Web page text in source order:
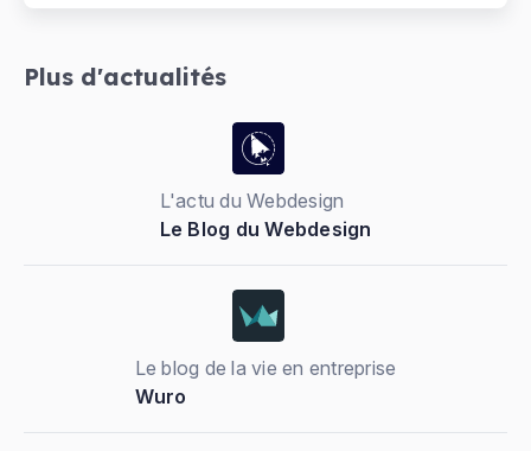
Plus d'actualités
L'actu du Webdesign
Le Blog du Webdesign
Le blog de la vie en entreprise
Wuro